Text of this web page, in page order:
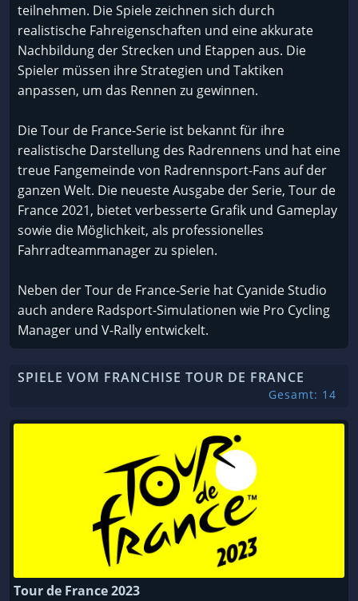
teilnehmen. Die Spiele zeichnen sich durch
realistische Fahreigenschaften und eine akkurate
Nachbildung der Strecken und Etappen aus. Die
Spieler müssen ihre Strategien und Taktiken
anpassen, um das Rennen zu gewinnen.
Die Tour de France-Serie ist bekannt für ihre
realistische Darstellung des Radrennens und hat eine
treue Fangemeinde von Radrennsport-Fans auf der
ganzen Welt. Die neueste Ausgabe der Serie, Tour de
France 2021, bietet verbesserte Grafik und Gameplay
sowie die Möglichkeit, als professionelles
Fahrradteammanager zu spielen.
Neben der Tour de France-Serie hat Cyanide Studio
auch andere Radsport-Simulationen wie Pro Cycling
Manager und V-Rally entwickelt.
SPIELE VOM FRANCHISE TOUR DE FRANCE
Gesamt: 14
Tour de France 2023